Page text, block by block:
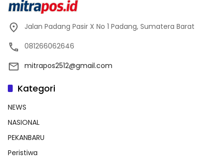
Jalan Padang Pasir X No 1 Padang, Sumatera Barat
081266062646
mitrapos2512@gmail.com
Kategori
NEWS
NASIONAL
PEKANBARU
Peristiwa